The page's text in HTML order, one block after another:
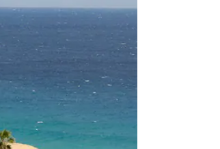
果を確認することができます。